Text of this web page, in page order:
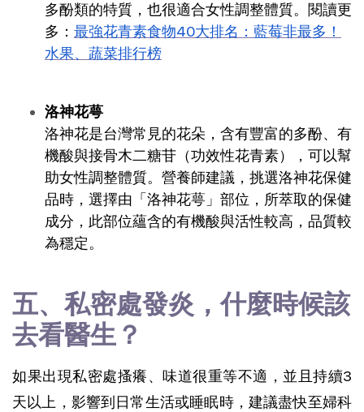
多酚類的特質，也很適合女性調整體質。閱讀更
多： 最強花青素食物40大排名：藍莓非最多！
水果、蔬菜排行榜
洛神花萼
洛神花是台灣常見的花朵，含有豐富的多酚、有
機酸與接骨木二糖苷（功效性花青素），可以幫
助女性調整體質。營養師建議，挑選洛神花保健
品時，選擇由「洛神花萼」部位，所萃取的保健
成分，此部位蘊含的有機酸與活性較高，品質較
為穩定。
五、私密處發炎，什麼時候該
去看醫生？
如果出現私密處搔癢、味道很重等不適，並且持續3
天以上，影響到日常生活或睡眠時，建議盡快至婦科